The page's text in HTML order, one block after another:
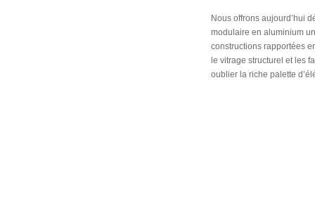
Nous offrons aujourd’hui
modulaire en aluminium
constructions rapportées
le vitrage structurel et les
oublier la riche palette